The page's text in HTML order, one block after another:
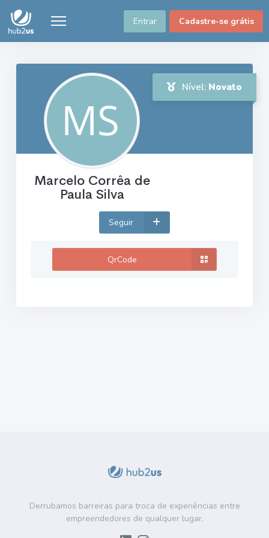
Entrar Cadastre-se grátis
Nível: Novato
Marcelo Corrêa de
Paula Silva
Seguir
QrCode
Derrubamos barreiras para troca de experiências entre
empreendedores de qualquer lugar.